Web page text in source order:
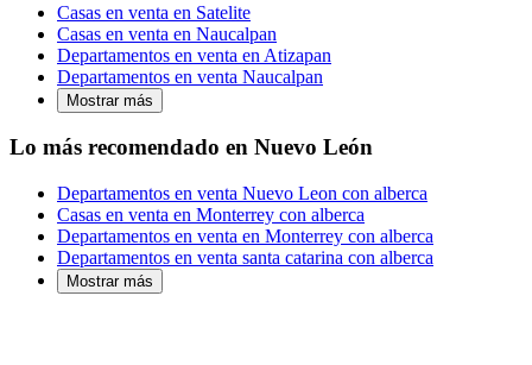
Casas en venta en Satelite
Casas en venta en Naucalpan
Departamentos en venta en Atizapan
Departamentos en venta Naucalpan
Mostrar más
Lo más recomendado en Nuevo León
Departamentos en venta Nuevo Leon con alberca
Casas en venta en Monterrey con alberca
Departamentos en venta en Monterrey con alberca
Departamentos en venta santa catarina con alberca
Mostrar más